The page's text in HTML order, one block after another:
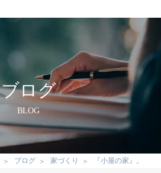
ブログ
BLOG
ブログ 家づくり 『小屋の家』。